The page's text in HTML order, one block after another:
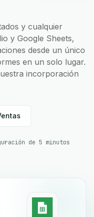
y cualquier
y Google Sheets,
desde un único
en un solo lugar.
incorporación
de 5 minutos